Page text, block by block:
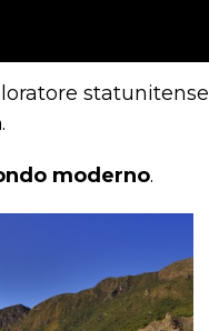
statunitense
.
moderno.